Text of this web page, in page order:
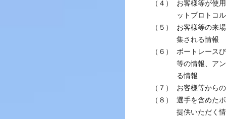
（４）
お客様等が使
ットプロトコ
（５）
お客様等の来
集される情報
（６）
ボートレース
等の情報、ア
る情報
（７）
お客様等から
（８）
選手を含めた
提供いただく